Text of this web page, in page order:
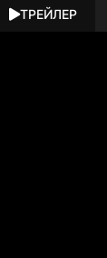
ТРЕЙЛЕР